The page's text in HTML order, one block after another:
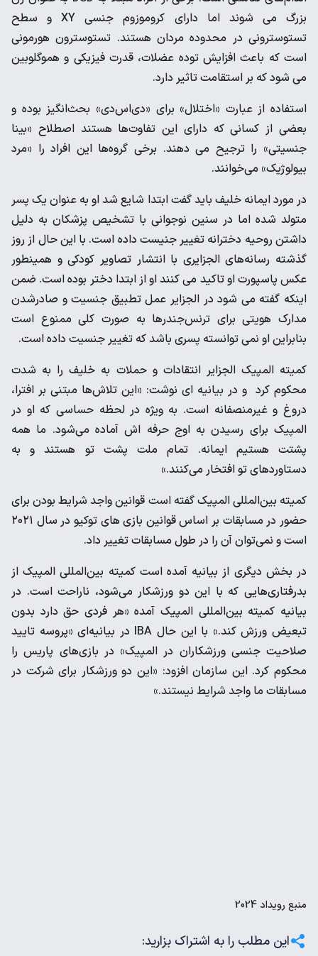
بزرگ می شوند اما دارای کروموزوم جنسی XY و سطح
تستوسترونی در محدوده مردان هستند. تستوسترون هورمونی
است که باعث افزایش توده عضلات، قدرت فیزیکی و هموگلوبین
می شود که بر استقامت تاثیر دارد.
استفاده از عبارت «اختلال» برای «دی‌اس‌دی» بحث‌انگیز بوده و
بعضی از کسانی که دارای این تفاوت‌ها هستند اصطلاح «بینا
جنسیتی» را ترجیح می دهند. برخی گروه‌ها این افراد را «مرد
بیولوژیک» می‌خوانند.
در مورد ایمانه خلیف باید گفت ابتدا شایع شد او به عنوان یک پسر
متولد شده اما در سنین نوجوانی با تشخیص پزشکان به دلیل
داشتن روحیه دخترانه تغییر جنیست داده است. با این حال از روز
گذشته رسانه‌های الجزایری با انتشار تصاویر کودکی و همینطور
عکس پاسپورت او تاکید می کنند او از ابتدا دختر بوده است. ضمن
اینکه گفته می شود در الجزایر عمل تطبیق جنسیت و صادرشدن
مدارک هویتی برای ترنس‌جندرها به صورت کلی ممنوع است
بنابراین او نمی توانسته پسری باشد که تغییر جنسیت داده است.
کمیته المپیک الجزایر انتقادات و حملات به خلیف را به شدت
محکوم کرد و در بیانیه ای نوشت: «این تلاش‌ها مبتنی بر افترا،
دروغ و غیرمنصفانه است. به ویژه در لحظه حساسی که او در
المپیک برای رسیدن به اوج حرفه اش آماده می‌شود. ما همه
پشتت هستیم ایمانه. تمام ملت پشت تو هستند و به
دستاوردهای تو افتخار می‌کنند.»
کمیته بین‌المللی المپیک گفته است قوانین واجد شرایط بودن برای
حضور در مسابقات بر اساس قوانین بازی های توکیو در سال ۲۰۲۱
است و نمی‌توان آن را در طول مسابقات تغییر داد.
در بخش دیگری از بیانیه آمده است کمیته بین‌المللی المپیک از
بدرفتاری‌هایی که با این دو ورزشکار می‌شود، ناراحت است. در
بیانیه کمیته بین‌المللی المپیک آمده «هر فردی حق دارد بدون
تبعیض ورزش کند.» با این حال IBA در بیانیه‌ای «پروسه تایید
صلاحیت جنسی ورزشکاران در المپیک» در بازی‌های پاریس را
محکوم کرد. این سازمان افزود: «این دو ورزشکار برای شرکت در
مسابقات ما واجد شرایط نیستند.»
منبع رویداد 2024
این مطلب را به اشتراک بزارید: